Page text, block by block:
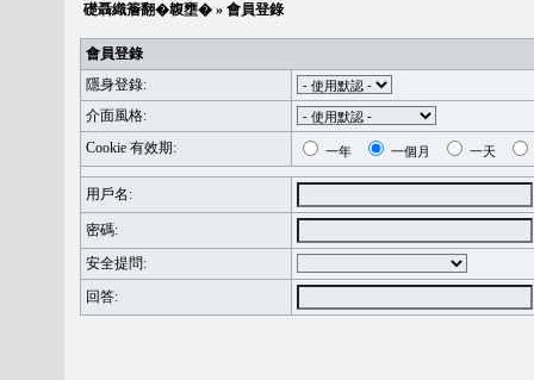
礎聶織簷翻�䪖壅� » 會員登錄
會員登錄
隱身登錄:
介面風格:
Cookie 有效期:
一年 一個月 一天
用戶名:
密碼:
安全提問:
回答: